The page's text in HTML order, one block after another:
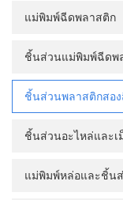
แม่พิมพ์ฉีดพลาสติก
ชิ้นส่วนแม่พิมพ์ฉีดพ
ชิ้นส่วนพลาสติกสอง
ชิ้นส่วนอะไหล่และเ
แม่พิมพ์หล่อและชิ้น